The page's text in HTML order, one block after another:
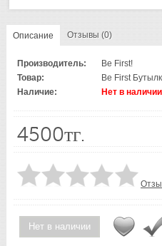
Описание Отзывы (0)
Производитель:
Be First!
Товар:
Be First
Наличие:
Нет в наличии
4500тг.
Нет в наличии